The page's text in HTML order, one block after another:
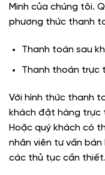
Minh của chúng tôi.
phương thức thanh
Thanh toán sau
Thanh thoán trực
Với hình thức thanh
khách đặt hàng trực
Hoặc quý khách có
nhân viên tư vấn
các thủ tục cần thiết.